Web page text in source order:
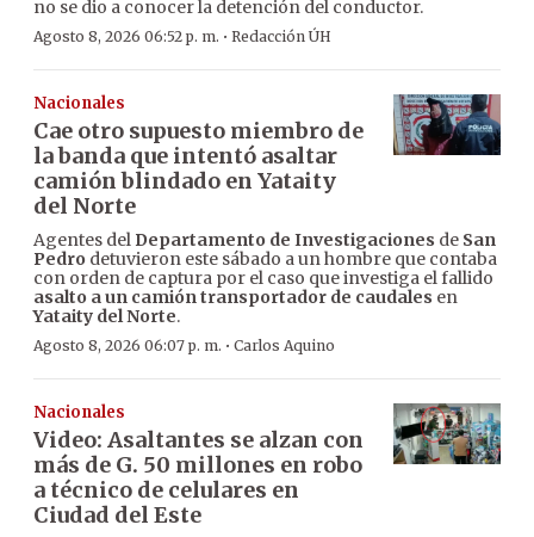
no se dio a conocer la detención del conductor.
Agosto 8, 2026 06:52 p. m. · Redacción ÚH
Nacionales
Cae otro supuesto miembro de
la banda que intentó asaltar
camión blindado en Yataity
del Norte
Agentes del Departamento de Investigaciones de San
Pedro detuvieron este sábado a un hombre que contaba
con orden de captura por el caso que investiga el fallido
asalto a un camión transportador de caudales en
Yataity del Norte.
Agosto 8, 2026 06:07 p. m. · Carlos Aquino
Nacionales
Video: Asaltantes se alzan con
más de G. 50 millones en robo
a técnico de celulares en
Ciudad del Este